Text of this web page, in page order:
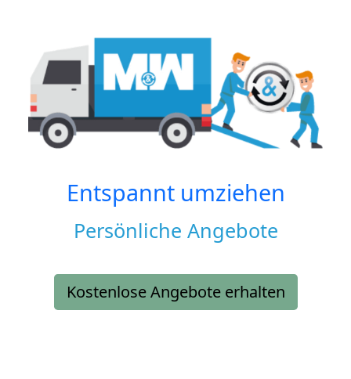
Entspannt umziehen
Persönliche Angebote
Kostenlose Angebote erhalten